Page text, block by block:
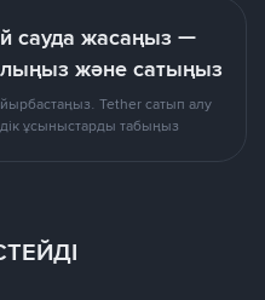
сауда жасаңыз —
және сатыңыз
Tether сатып алу
ұсыныстарды табыңыз